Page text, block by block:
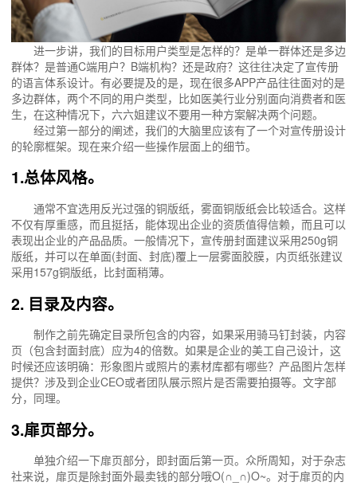
进一步讲，我们的目标用户类型是怎样的？是单一群体还是多边
群体？是普通C端用户？B端机构？还是政府？这往往决定了宣传册
的语言体系设计。有必要提及的是，现在很多APP产品往往面对的是
多边群体，两个不同的用户类型，比如医美行业分别面向消费者和医
生，在这种情况下，六六姐建议不要用一种方案解决两个问题。
经过第一部分的阐述，我们的大脑里应该有了一个对宣传册设计
的轮廓框架。现在来介绍一些操作层面上的细节。
1.总体风格。
通常不宜选用反光过强的铜版纸，雾面铜版纸会比较适合。这样
不仅有厚重感，而且挺括，能体现出企业的资质值得信赖，而且可以
表现出企业的产品品质。一般情况下，宣传册封面建议采用250g铜
版纸，并可以在单面(封面、封底)覆上一层雾面胶膜，内页纸张建议
采用157g铜版纸，比封面稍薄。
2. 目录及内容。
制作之前先确定目录所包含的内容，如果采用骑马钉封装，内容
页（包含封面封底）应为4的倍数。如果是企业的美工自己设计，这
时候还应该明确：形象图片或照片的素材库都有哪些？产品图片怎样
提供？涉及到企业CEO或者团队展示照片是否需要拍摄等。文字部
分，同理。
3.扉页部分。
单独介绍一下扉页部分，即封面后第一页。众所周知，对于杂志
社来说，扉页是除封面外最卖钱的部分哦O(∩_∩)O~。对于扉页的内